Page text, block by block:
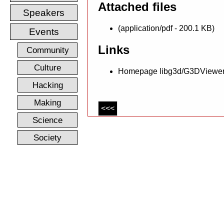
Speakers
Events
Community
Culture
Hacking
Making
Science
Society
Attached files
(application/pdf - 200.1 KB)
Links
Homepage libg3d/
<<<